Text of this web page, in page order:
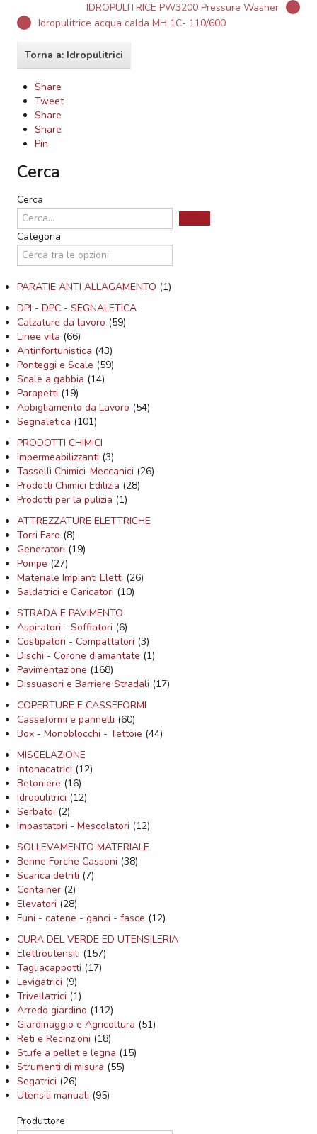
IDROPULITRICE PW3200 Pressure Washer
Idropulitrice acqua calda MH 1C- 110/600
Torna a: Idropulitrici
Share
Tweet
Share
Share
Pin
Cerca
Cerca
Categoria
PARATIE ANTI ALLAGAMENTO (1)
DPI - DPC - SEGNALETICA
Calzature da lavoro (59)
Linee vita (66)
Antinfortunistica (43)
Ponteggi e Scale (59)
Scale a gabbia (14)
Parapetti (19)
Abbigliamento da Lavoro (54)
Segnaletica (101)
PRODOTTI CHIMICI
Impermeabilizzanti (3)
Tasselli Chimici-Meccanici (26)
Prodotti Chimici Edilizia (28)
Prodotti per la pulizia (1)
ATTREZZATURE ELETTRICHE
Torri Faro (8)
Generatori (19)
Pompe (27)
Materiale Impianti Elett. (26)
Saldatrici e Caricatori (10)
STRADA E PAVIMENTO
Aspiratori - Soffiatori (6)
Costipatori - Compattatori (3)
Dischi - Corone diamantate (1)
Pavimentazione (168)
Dissuasori e Barriere Stradali (17)
COPERTURE E CASSEFORMI
Casseformi e pannelli (60)
Box - Monoblocchi - Tettoie (44)
MISCELAZIONE
Intonacatrici (12)
Betoniere (16)
Idropulitrici (12)
Serbatoi (2)
Impastatori - Mescolatori (12)
SOLLEVAMENTO MATERIALE
Benne Forche Cassoni (38)
Scarica detriti (7)
Container (2)
Elevatori (28)
Funi - catene - ganci - fasce (12)
CURA DEL VERDE ED UTENSILERIA
Elettroutensili (157)
Tagliacappotti (17)
Levigatrici (9)
Trivellatrici (1)
Arredo giardino (112)
Giardinaggio e Agricoltura (51)
Reti e Recinzioni (18)
Stufe a pellet e legna (15)
Strumenti di misura (55)
Segatrici (26)
Utensili manuali (95)
Produttore